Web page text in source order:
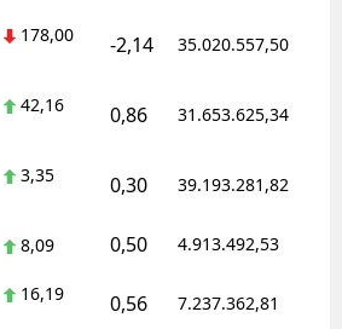
Zonguldak
Aksaray
178,00 -2,14 35.020.557,50
42,16 0,86 31.653.625,34
3,35 0,30 39.193.281,82
8,09 0,50 4.913.492,53
16,19 0,56 7.237.362,81